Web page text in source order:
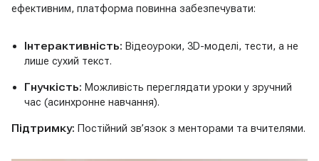
ефективним, платформа повинна забезпечувати:
Інтерактивність: Відеоуроки, 3D-моделі, тести, а не
лише сухий текст.
Гнучкість: Можливість переглядати уроки у зручний
час (асинхронне навчання).
Підтримку: Постійний зв’язок з менторами та вчителями.